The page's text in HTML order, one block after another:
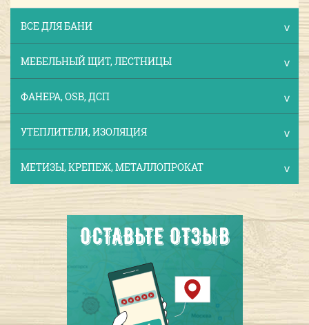
ВСЕ ДЛЯ БАНИ
МЕБЕЛЬНЫЙ ЩИТ, ЛЕСТНИЦЫ
ФАНЕРА, OSB, ДСП
УТЕПЛИТЕЛИ, ИЗОЛЯЦИЯ
МЕТИЗЫ, КРЕПЕЖ, МЕТАЛЛОПРОКАТ